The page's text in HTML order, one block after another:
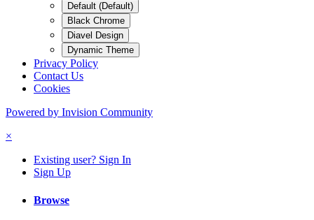
Default (Default)
Black Chrome
Diavel Design
Dynamic Theme
Privacy Policy
Contact Us
Cookies
Powered by Invision Community
×
Existing user? Sign In
Sign Up
Browse